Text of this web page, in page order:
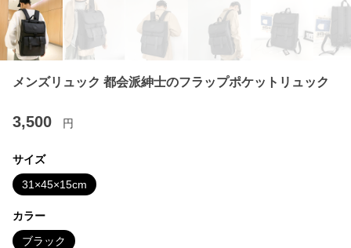
メンズリュック 都会派紳士のフラップポケットリュック
3,500 円
サイズ
31×45×15cm
カラー
ブラック